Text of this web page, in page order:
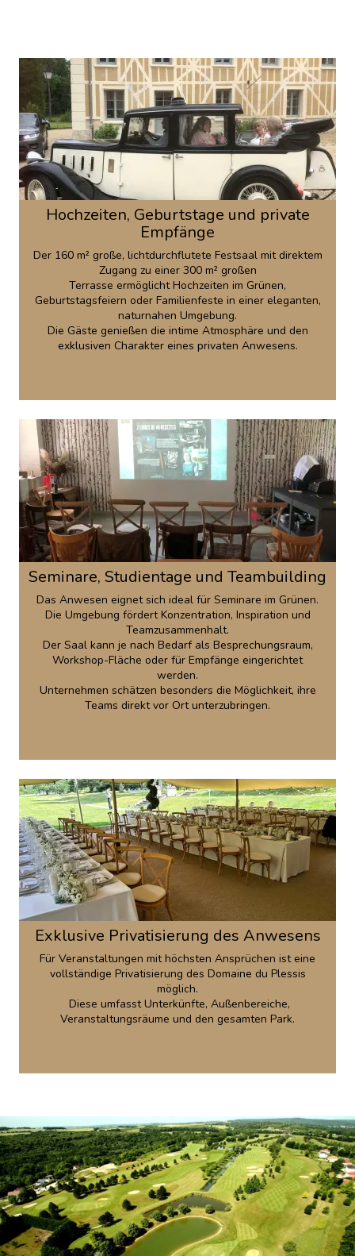
Hochzeiten, Geburtstage und private
Empfänge
Der 160 m² große, lichtdurchflutete Festsaal mit direktem
Zugang zu einer 300 m² großen
Terrasse ermöglicht Hochzeiten im Grünen,
Geburtstagsfeiern oder Familienfeste in einer eleganten,
naturnahen Umgebung.
Die Gäste genießen die intime Atmosphäre und den
exklusiven Charakter eines privaten Anwesens.
Seminare, Studientage und Teambuilding
Das Anwesen eignet sich ideal für Seminare im Grünen.
Die Umgebung fördert Konzentration, Inspiration und
Teamzusammenhalt.
Der Saal kann je nach Bedarf als Besprechungsraum,
Workshop-Fläche oder für Empfänge eingerichtet
werden.
Unternehmen schätzen besonders die Möglichkeit, ihre
Teams direkt vor Ort unterzubringen.
Exklusive Privatisierung des Anwesens
Für Veranstaltungen mit höchsten Ansprüchen ist eine
vollständige Privatisierung des Domaine du Plessis
möglich.
Diese umfasst Unterkünfte, Außenbereiche,
Veranstaltungsräume und den gesamten Park.